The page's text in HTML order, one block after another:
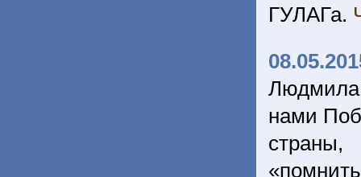
ГУЛАГа.
Людмила
нами
страны,